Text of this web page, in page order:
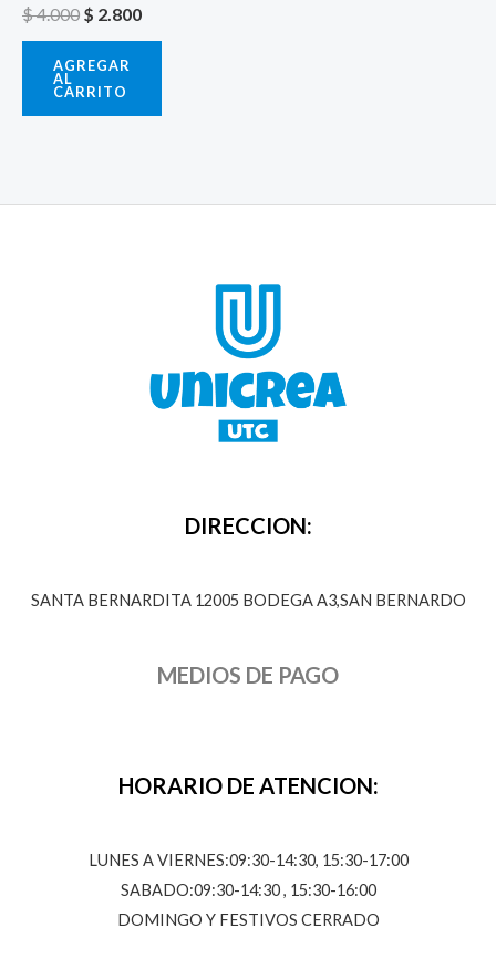
$4.000 $ 2.800
AGREGAR
AL
CARRITO
DIRECCION:
SANTA BERNARDITA 12005 BODEGA A3,SAN BERNARDO
MEDIOS DE PAGO
HORARIO DE ATENCION:
LUNES A VIERNES:09:30-14:30, 15:30-17:00
SABADO:09:30-14:30 , 15:30-16:00
DOMINGO Y FESTIVOS CERRADO